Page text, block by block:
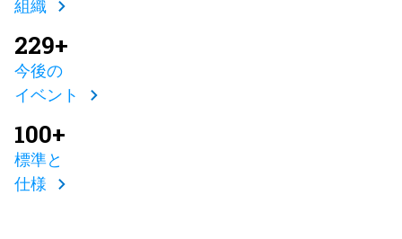
組織
229+
今後の
イベント
100+
標準と
仕様